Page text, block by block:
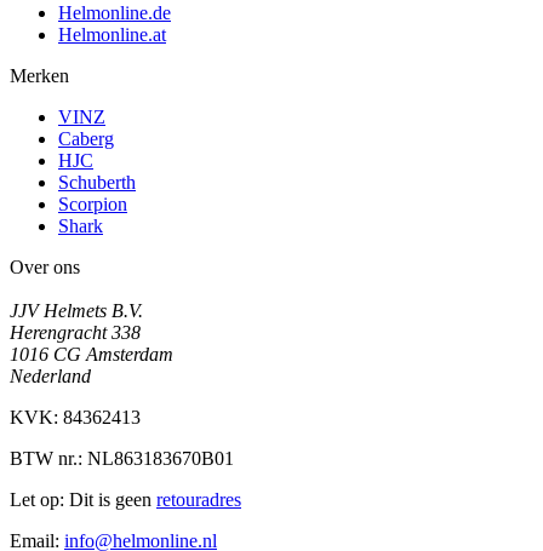
Helmonline.de
Helmonline.at
Merken
VINZ
Caberg
HJC
Schuberth
Scorpion
Shark
Over ons
JJV Helmets B.V.
Herengracht 338
1016 CG Amsterdam
Nederland
KVK: 84362413
BTW nr.: NL863183670B01
Let op: Dit is geen retouradres
Email: info@helmonline.nl